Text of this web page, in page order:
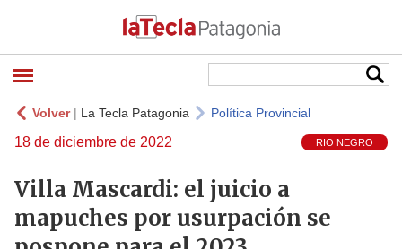
Volver| La Tecla Patagonia Política Provincial
18 de diciembre de 2022 RIO NEGRO
Villa Mascardi: el juicio a
mapuches por usurpación se